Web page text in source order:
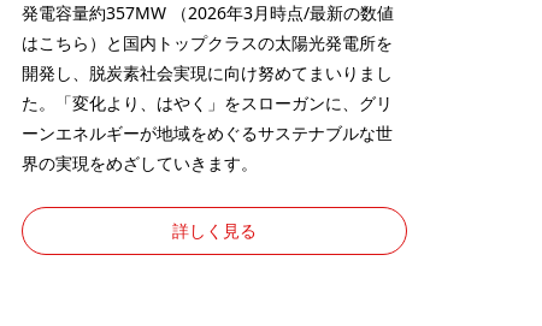
発電容量約357MW （2026年3月時点/最新の数値
はこちら ）と国内トップクラスの太陽光発電所を
開発し、脱炭素社会実現に向け努めてまいりまし
た。「変化より、はやく」をスローガンに、グリ
ーンエネルギーが地域をめぐるサステナブルな世
界の実現をめざしていきます。
詳しく見る